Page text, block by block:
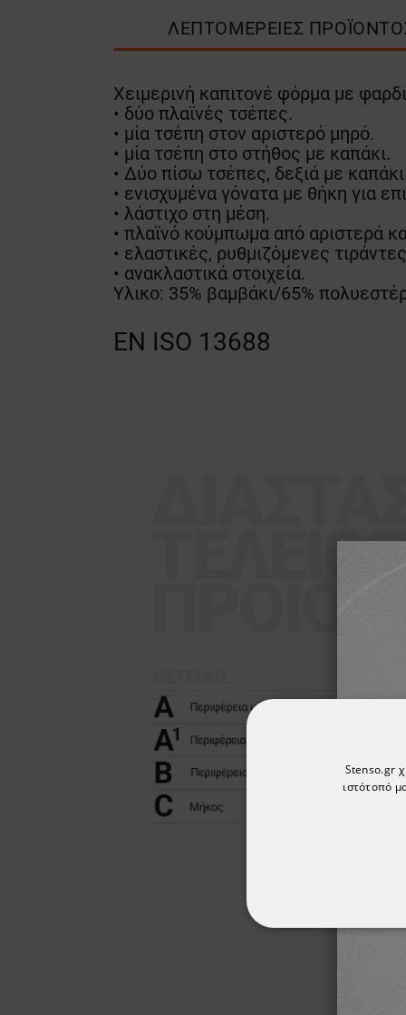
ΛΕΠΤΟΜΈΡΕΙΕΣ
Χειμερινή καπιτονέ φόρμα με
• δύο πλαϊνές τσέπες.
• μία τσέπη στον αριστερό μηρό.
• μία τσέπη στο στήθος με καπάκι.
• Δύο πίσω τσέπες, δεξιά με
• ενισχυμένα γόνατα με θήκη για
• λάστιχο στη μέση.
• πλαϊνό κούμπωμα από αριστερά
• ελαστικές, ρυθμιζόμενες
• ανακλαστικά στοιχεία.
Υλικο: 35% βαμβάκι/65%
EN ISO 13688
Stenso.gr
ιστότοπό
ΑΠΟΛΎΤΩΣ